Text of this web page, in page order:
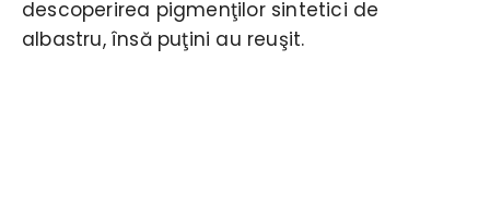
descoperirea pigmenţilor sintetici de
albastru, însă puţini au reuşit.